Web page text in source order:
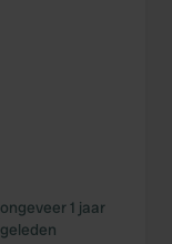
ongeveer 1 jaar
geleden